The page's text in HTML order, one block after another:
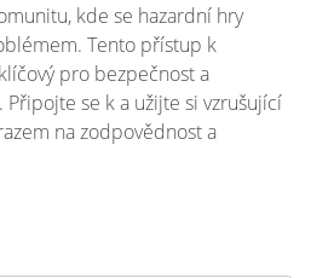
kde se hazardní hry
Tento přístup k
pro bezpečnost a
se k a užijte si vzrušující
na zodpovědnost a